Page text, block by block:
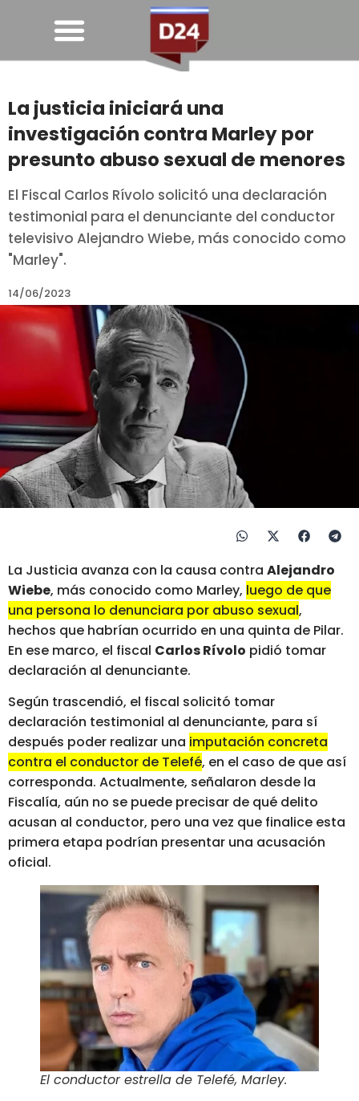
La justicia iniciará una
investigación contra Marley por
presunto abuso sexual de menores
El Fiscal Carlos Rívolo solicitó una declaración
testimonial para el denunciante del conductor
televisivo Alejandro Wiebe, más conocido como
"Marley".
14/06/2023
La Justicia avanza con la causa contra Alejandro
Wiebe, más conocido como Marley, luego de que
una persona lo denunciara por abuso sexual,
hechos que habrían ocurrido en una quinta de Pilar.
En ese marco, el fiscal Carlos Rívolo pidió tomar
declaración al denunciante.
Según trascendió, el fiscal solicitó tomar
declaración testimonial al denunciante, para sí
después poder realizar una imputación concreta
contra el conductor de Telefé, en el caso de que así
corresponda. Actualmente, señalaron desde la
Fiscalía, aún no se puede precisar de qué delito
acusan al conductor, pero una vez que finalice esta
primera etapa podrían presentar una acusación
oficial.
El conductor estrella de Telefé, Marley.